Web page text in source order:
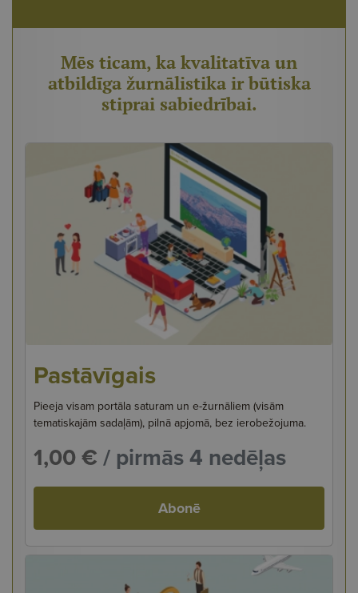
Mēs ticam, ka kvalitatīva un
atbildīga žurnālistika ir būtiska
stiprai sabiedrībai.
Pastāvīgais
Pieeja visam portāla saturam un e-žurnāliem (visām
tematiskajām sadaļām), pilnā apjomā, bez ierobežojuma.
1,00 €/ pirmās 4 nedēļas
Abonē